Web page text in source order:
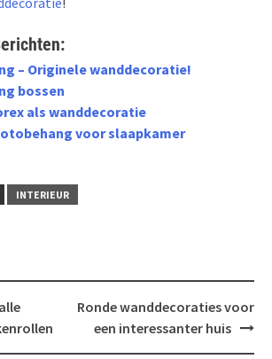
– Originele wanddecoratie!
bossen
als wanddecoratie
voor slaapkamer
INTERIEUR
Ronde wanddecoraties voor
een interessanter huis